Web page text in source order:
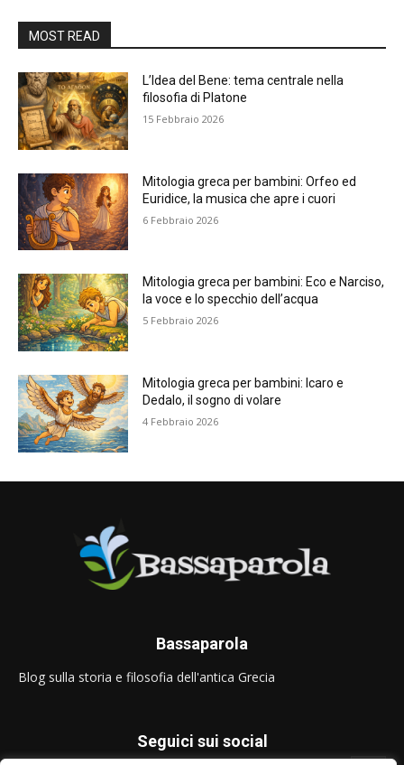
MOST READ
L’Idea del Bene: tema centrale nella
filosofia di Platone
15 Febbraio 2026
Mitologia greca per bambini: Orfeo ed
Euridice, la musica che apre i cuori
6 Febbraio 2026
Mitologia greca per bambini: Eco e Narciso,
la voce e lo specchio dell’acqua
5 Febbraio 2026
Mitologia greca per bambini: Icaro e
Dedalo, il sogno di volare
4 Febbraio 2026
Bassaparola
Blog sulla storia e filosofia dell'antica Grecia
Seguici sui social